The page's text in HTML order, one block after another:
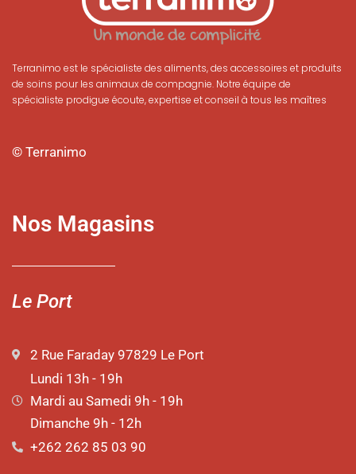
Terranimo est le spécialiste des aliments, des accessoires et produits
de soins pour les animaux de compagnie. Notre équipe de
spécialiste prodigue écoute, expertise et conseil à tous les maîtres
© Terranimo
Nos Magasins
Le Port
2 Rue Faraday 97829 Le Port
Lundi 13h - 19h
Mardi au Samedi 9h - 19h
Dimanche 9h - 12h
+262 262 85 03 90